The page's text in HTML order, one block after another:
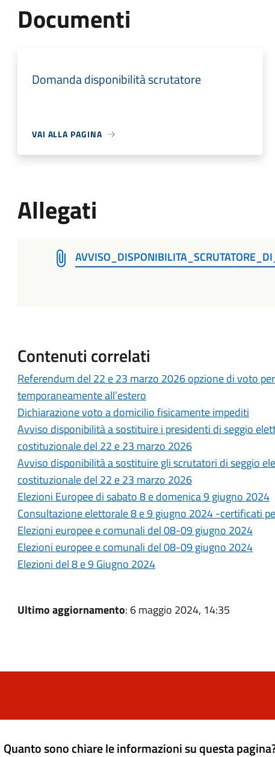
Documenti
Domanda disponibilità scrutatore
VAI ALLA PAGINA
Allegati
Contenuti correlati
Referendum del 22 e 23 marzo 2026 opzione di voto
temporaneamente all’estero
Dichiarazione voto a domicilio fisicamente impediti
Avviso disponibilità a sostituire i presidenti di seggio
costituzionale del 22 e 23 marzo 2026
Avviso disponibilità a sostituire gli scrutatori di seggio
costituzionale del 22 e 23 marzo 2026
Elezioni Europee di sabato 8 e domenica 9 giugno 2024
Consultazione elettorale 8 e 9 giugno 2024 -certificati
Elezioni europee e comunali del 08-09 giugno 2024
Elezioni europee e comunali del 08-09 giugno 2024
Elezioni del 8 e 9 Giugno 2024
Ultimo aggiornamento: 6 maggio 2024, 14:35
Quanto sono chiare le informazioni su questa